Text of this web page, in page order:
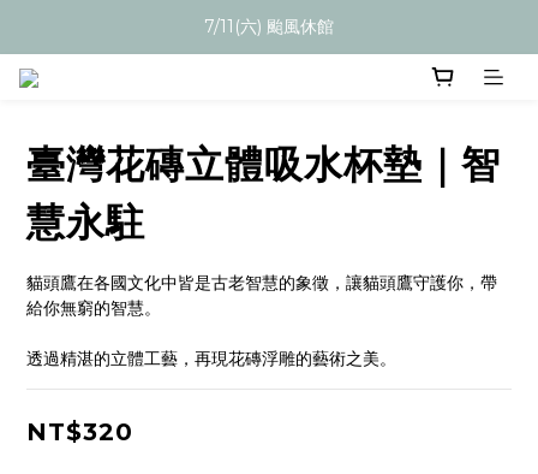
7/11(六) 颱風休館
臺灣花磚立體吸水杯墊｜智
慧永駐
貓頭鷹在各國文化中皆是古老智慧的象徵，讓貓頭鷹守護你，帶
給你無窮的智慧。
透過精湛的立體工藝，再現花磚浮雕的藝術之美。
NT$320